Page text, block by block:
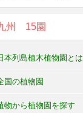
州 15園
本列島植木植物園とは
国の植物園
物から植物園を探す